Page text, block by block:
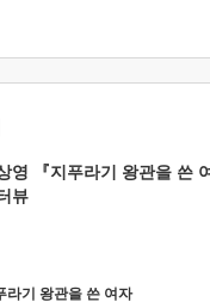
영 『지푸라기 왕관을 쓴
뷰
라기 왕관을 쓴 여자